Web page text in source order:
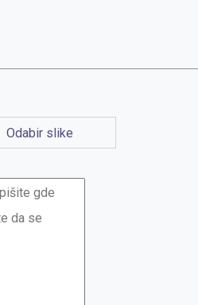
Odabir slike